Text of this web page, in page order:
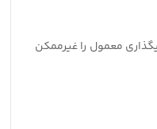
معمول را غیرممکن